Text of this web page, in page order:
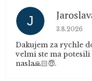
J
3.8.2026
Dakujem za rychle
velmi ste ma potesili
nasla🙏🏻😇.